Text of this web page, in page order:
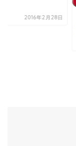
2016年2月28日